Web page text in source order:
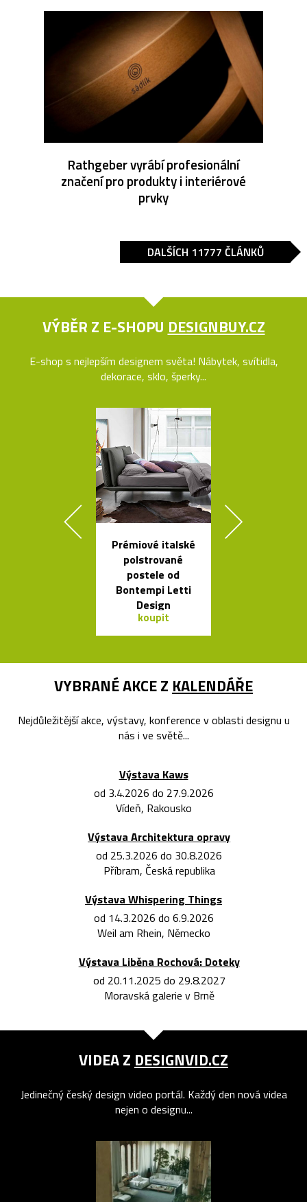
Rathgeber vyrábí profesionální
značení pro produkty i interiérové
prvky
DALŠÍCH 11777 ČLÁNKŮ
VÝBĚR Z E-SHOPU DESIGNBUY.CZ
E-shop s nejlepším designem světa! Nábytek, svítidla,
dekorace, sklo, šperky...
Prémiové italské
polstrované
postele od
Bontempi Letti
Design
koupit
VYBRANÉ AKCE Z KALENDÁŘE
Nejdůležitější akce, výstavy, konference v oblasti designu u
nás i ve světě...
Výstava Kaws
od 3.4.2026 do 27.9.2026
Vídeň, Rakousko
Výstava Architektura opravy
od 25.3.2026 do 30.8.2026
Příbram, Česká republika
Výstava Whispering Things
od 14.3.2026 do 6.9.2026
Weil am Rhein, Německo
Výstava Liběna Rochová: Doteky
od 20.11.2025 do 29.8.2027
Moravská galerie v Brně
VIDEA Z DESIGNVID.CZ
Jedinečný český design video portál. Každý den nová videa
nejen o designu...